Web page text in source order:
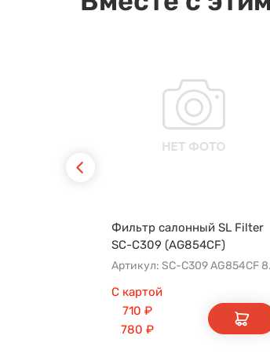
Фильтр салонный SL Filter
SC-C309 (AG854CF)
Артикул:
С картой
710 ₽
780 ₽